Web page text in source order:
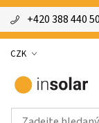
+420 388 440
CZK